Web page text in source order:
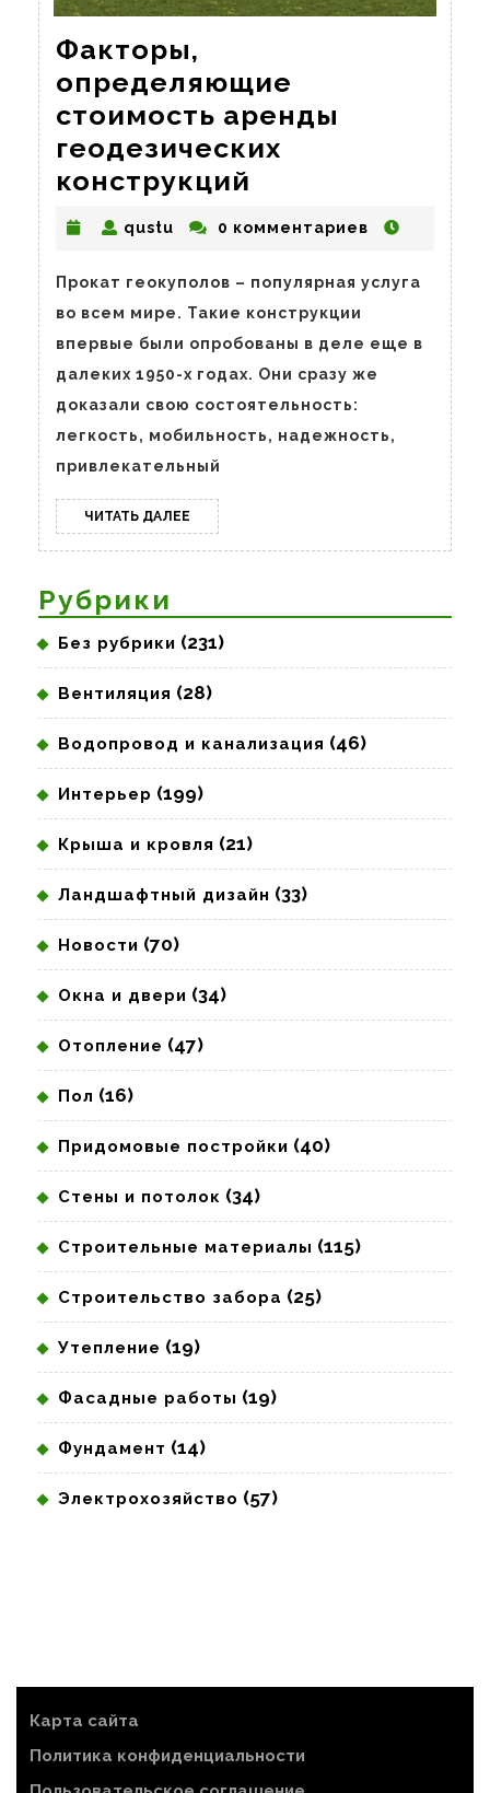
Факторы,
определяющие
стоимость аренды
геодезических
конструкций
определяющие
стоимость
аренды
геодезических
конструкций
qustu qustu0 комментариев
Прокат геокуполов – популярная услуга
во всем мире. Такие конструкции
впервые были опробованы в деле еще в
далеких 1950-х годах. Они сразу же
доказали свою состоятельность:
легкость, мобильность, надежность,
привлекательный
ЧИТАТЬ ДАЛЕЕ ЧИТАТЬ
ДАЛЕЕ
Рубрики
Без рубрики (231)
Вентиляция (28)
Водопровод и канализация (46)
Интерьер (199)
Крыша и кровля (21)
Ландшафтный дизайн (33)
Новости (70)
Окна и двери (34)
Отопление (47)
Пол (16)
Придомовые постройки (40)
Стены и потолок (34)
Строительные материалы (115)
Строительство забора (25)
Утепление (19)
Фасадные работы (19)
Фундамент (14)
Электрохозяйство (57)
Карта сайта
Политика конфиденциальности